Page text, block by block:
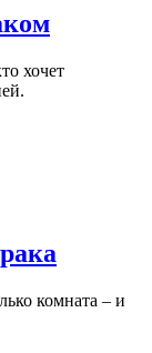
хочет
комната – и